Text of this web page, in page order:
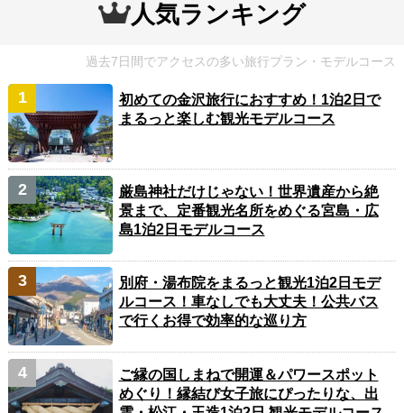
人気ランキング
過去7日間でアクセスの多い旅行プラン・モデルコース
初めての金沢旅行におすすめ！1泊2日で
まるっと楽しむ観光モデルコース
厳島神社だけじゃない！世界遺産から絶
景まで、定番観光名所をめぐる宮島・広
島1泊2日モデルコース
別府・湯布院をまるっと観光1泊2日モデ
ルコース！車なしでも大丈夫！公共バス
で行くお得で効率的な巡り方
ご縁の国しまねで開運＆パワースポット
めぐり！縁結び女子旅にぴったりな、出